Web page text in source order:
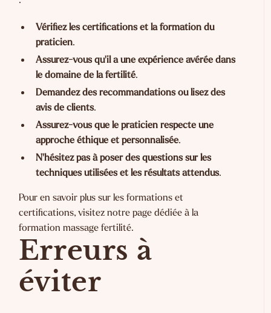
Vérifiez les certifications et la formation du
praticien.
Assurez-vous qu'il a une expérience avérée dans
le domaine de la fertilité.
Demandez des recommandations ou lisez des
avis de clients.
Assurez-vous que le praticien respecte une
approche éthique et personnalisée.
N'hésitez pas à poser des questions sur les
techniques utilisées et les résultats attendus.
Pour en savoir plus sur les formations et
certifications, visitez notre page dédiée à la
formation massage fertilité.
Erreurs à
éviter